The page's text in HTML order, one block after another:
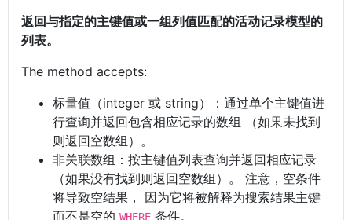
返回与指定的主键值或一组列值匹配的活动记录模型的
列表。
The method accepts:
标量值（integer 或 string）：通过单个主键值进
行查询并返回包含相应记录的数组 （如果未找到
则返回空数组）。
非关联数组：按主键值列表查询并返回相应记录
（如果没有找到则返回空数组）。 注意，空条件
将导致空结果， 因为它将被解释为搜索结果主键
而不是空的 WHERE 条件。